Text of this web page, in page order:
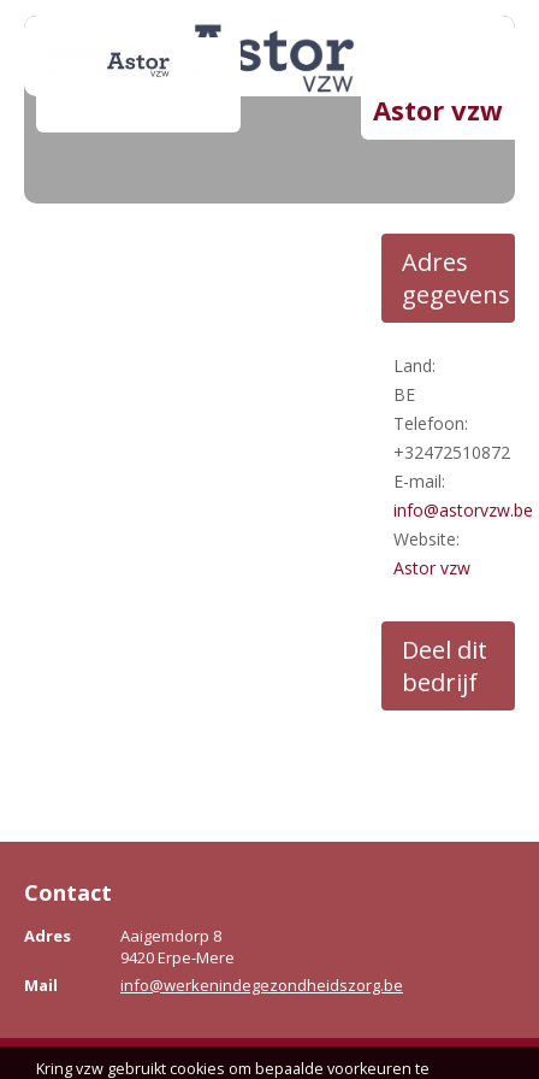
Astor vzw
Adres
gegevens
Land:
BE
Telefoon:
+32472510872
E-mail:
info@astorvzw.be
Website:
Astor vzw
Deel dit
bedrijf
Contact
Adres
Aaigemdorp 8
9420 Erpe-Mere
Mail
info@werkenindegezondheidszorg.be
Kring vzw gebruikt cookies om bepaalde voorkeuren te